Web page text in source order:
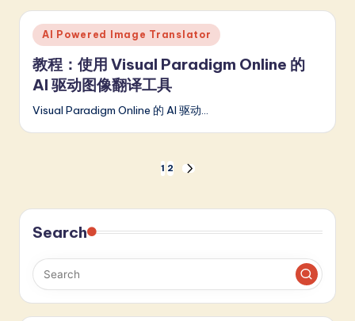
Posted
in
AI Powered Image Translator
教程：使用 Visual Paradigm Online 的
AI 驱动图像翻译工具
Visual Paradigm Online 的 AI 驱动…
章
分
页
1 2
NEXT
Search